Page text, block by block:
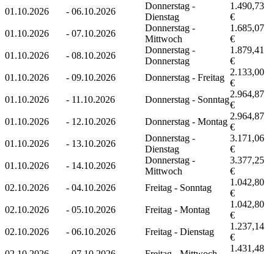
01.10.2026 - 06.10.2026
Donnerstag -
Dienstag
1.490,73
€
01.10.2026
- 07.10.2026
Donnerstag -
Mittwoch
1.685,07
€
01.10.2026
- 08.10.2026
Donnerstag -
Donnerstag
1.879,41
€
01.10.2026
- 09.10.2026 Donnerstag - Freitag
2.133,00
€
01.10.2026
- 11.10.2026 Donnerstag - Sonntag
2.964,87
€
01.10.2026
- 12.10.2026 Donnerstag - Montag
2.964,87
€
01.10.2026
- 13.10.2026
Donnerstag -
Dienstag
3.171,06
€
01.10.2026
- 14.10.2026
Donnerstag -
Mittwoch
3.377,25
€
02.10.2026
- 04.10.2026 Freitag - Sonntag
1.042,80
€
02.10.2026
- 05.10.2026 Freitag - Montag
1.042,80
€
02.10.2026
- 06.10.2026 Freitag - Dienstag
1.237,14
€
1.431,48